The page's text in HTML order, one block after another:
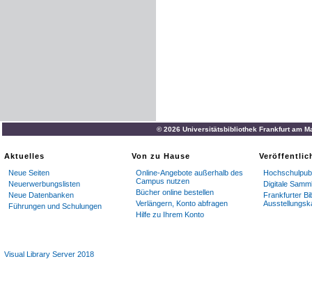
© 2026 Universitätsbibliothek Frankfurt am
Aktuelles
Neue Seiten
Neuerwerbungslisten
Neue Datenbanken
Führungen und Schulungen
Von zu Hause
Online-Angebote außerhalb des
Campus nutzen
Bücher online bestellen
Verlängern, Konto abfragen
Hilfe zu Ihrem Konto
Digitale
Frankfurter
Visual Library Server 2018